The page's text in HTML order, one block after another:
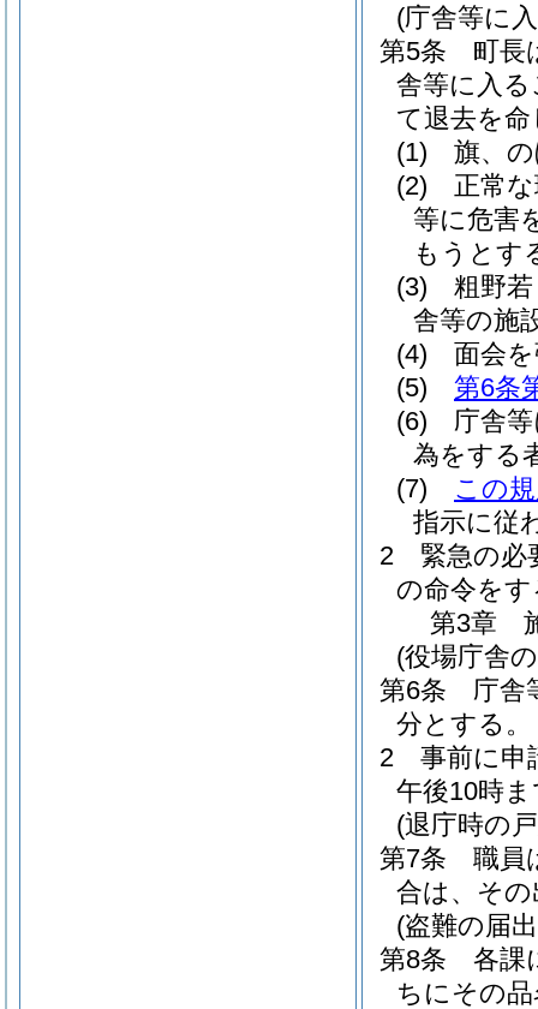
(庁舎等に
第5条
町長
舎等に入
て退去を
(1)
旗、
(2)
正常
等に危害
もうとす
(3)
粗野
舎等の施
(4)
面会
(5)
第6条
(6)
庁舎
為をする
(7)
この
指示に従
2
緊急の必
の命令を
第3章
(役場庁舎
第6条
庁舎
分とする。
2
事前に申
午後10時
(退庁時の
第7条
職員
合は、そ
(盗難の届
第8条
各課
ちにその